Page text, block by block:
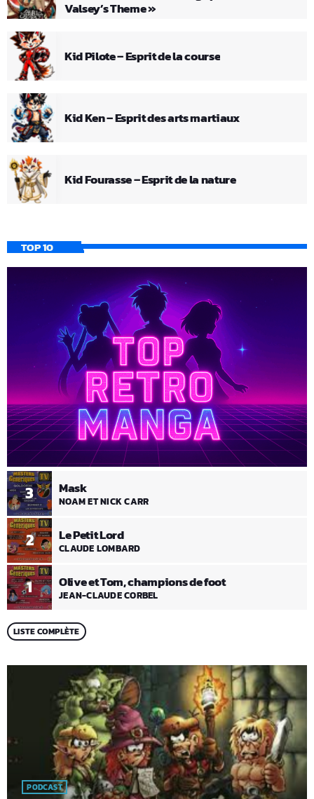
Valsey’s Theme »
Kid Pilote – Esprit de la course
Kid Ken – Esprit des arts martiaux
Kid Fourasse – Esprit de la nature
TOP 10
1 Olive et Tom, champions de foot
JEAN-CLAUDE CORBEL
2 Le Petit Lord
CLAUDE LOMBARD
3 Mask
NOAM ET NICK CARR
LISTE COMPLÈTE
PODCAST